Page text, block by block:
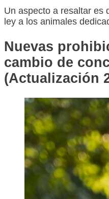
Un aspecto a resaltar es
ley a los animales
Nuevas
cambio de
(Actualización